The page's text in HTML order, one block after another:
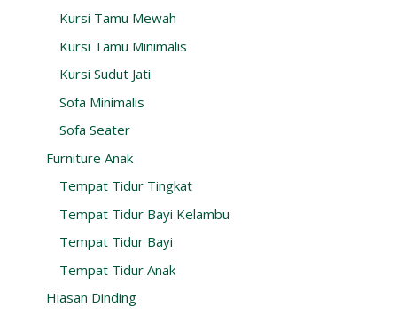
Kursi Tamu Mewah
Kursi Tamu Minimalis
Kursi Sudut Jati
Sofa Minimalis
Sofa Seater
Furniture Anak
Tempat Tidur Tingkat
Tempat Tidur Bayi Kelambu
Tempat Tidur Bayi
Tempat Tidur Anak
Hiasan Dinding